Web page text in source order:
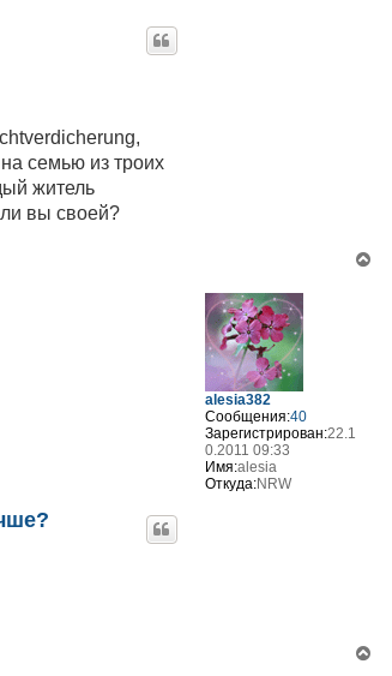
семью из троих
житель
вы своей?
alesia382
Сообщения:40
Зарегистрирован:22.1
0.2011 09:33
Имя:alesia
Откуда:NRW